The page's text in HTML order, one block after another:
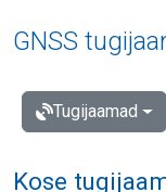
GNSS
Tugijaamad
Kose